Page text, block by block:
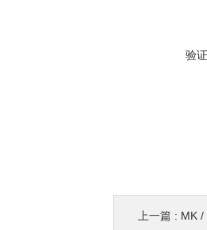
验
上一篇 : MK /